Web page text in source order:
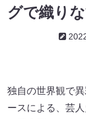
グで織り
独自の世界観で
ースによる、芸